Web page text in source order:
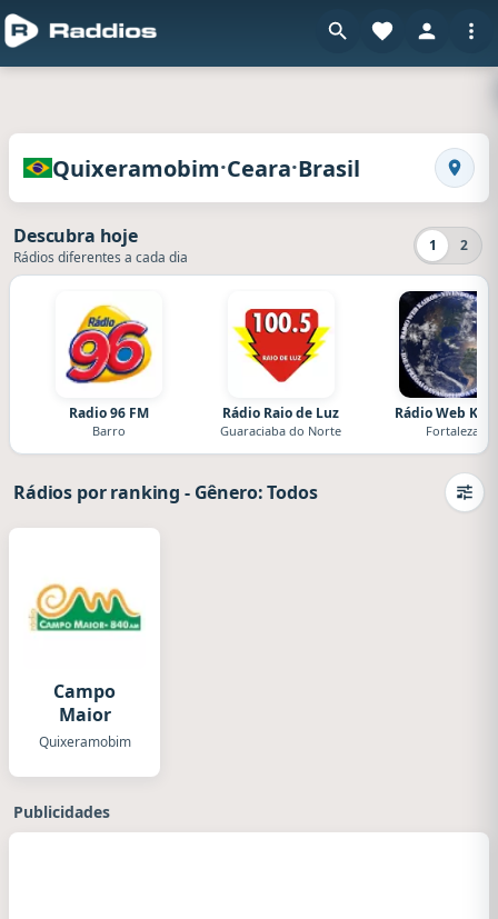
Rádios da Quixeramobim · Ceara · Brasilen
Quixeramobim·Ceara·Brasil
1 2
Descubra hoje
Rádios diferentes a cada dia
Radio 96 FM
Barro
Rádio Raio de Luz
Guaraciaba do Norte
Rádio Web
Fortaleza
Rádios por ranking - Gênero: Todos
Campo
Maior
Quixeramobim
Publicidades